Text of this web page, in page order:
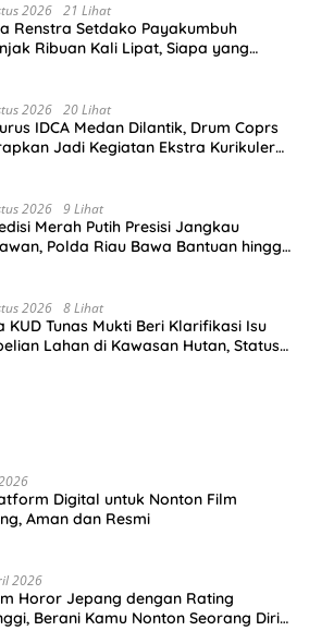
2026 21 Lihat
Renstra Setdako Payakumbuh
Ribuan Kali Lipat, Siapa yang
2026 20 Lihat
IDCA Medan Dilantik, Drum Coprs
Jadi Kegiatan Ekstra Kurikuler
2026 9 Lihat
Merah Putih Presisi Jangkau
Polda Riau Bawa Bantuan hingga
2026 8 Lihat
KUD Tunas Mukti Beri Klarifikasi Isu
Lahan di Kawasan Hutan, Status
Digital untuk Nonton Film
Aman dan Resmi
2026
Horor Jepang dengan Rating
Berani Kamu Nonton Seorang Diri